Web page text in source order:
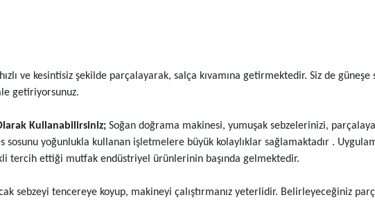
ve kesintisiz şekilde parçalayarak, salça kıvamına getirmektedir. Siz de
getiriyorsunuz.
Kullanabilirsiniz;Soğan doğrama makinesi, yumuşak sebzelerinizi,
yoğunlukla kullanan işletmelere büyük kolaylıklar sağlamaktadır .
tercih ettiği mutfak endüstriyel ürünlerinin başında gelmektedir.
sebzeyi tencereye koyup, makineyi çalıştırmanız yeterlidir. Belirleyeceğiniz